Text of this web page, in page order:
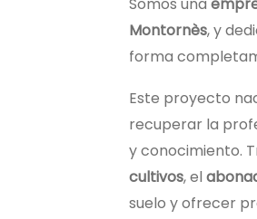
Montornès, y
forma
Este proyecto
recuperar la
y conocimiento.
cultivos, el
suelo y ofrecer